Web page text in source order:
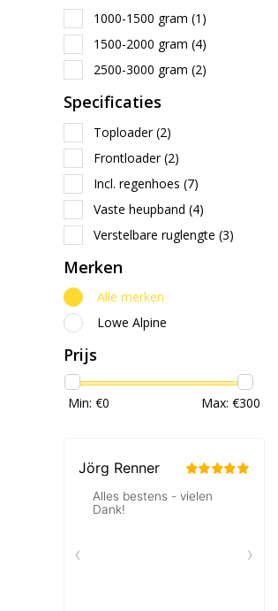
1000-1500 gram (1)
1500-2000 gram (4)
2500-3000 gram (2)
Specificaties
Toploader(2)
Frontloader(2)
Incl. regenhoes (7)
Vaste heupband (4)
Verstelbare ruglengte (3)
Merken
Alle merken
Lowe Alpine
Prijs
Min: €0 Max: €300